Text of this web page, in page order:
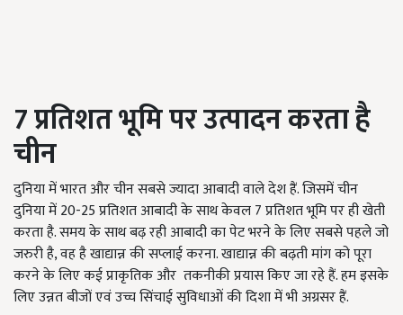
7 प्रतिशत भूमि पर उत्पादन करता है
चीन
दुनिया में भारत और चीन सबसे ज्यादा आबादी वाले देश हैं. जिसमें चीन
दुनिया में 20-25 प्रतिशत आबादी के साथ केवल 7 प्रतिशत भूमि पर ही खेती
करता है. समय के साथ बढ़ रही आबादी का पेट भरने के लिए सबसे पहले जो
जरुरी है, वह है खाद्यान्न की सप्लाई करना. खाद्यान्न की बढ़ती मांग को पूरा
करने के लिए कई प्राकृतिक और तकनीकी प्रयास किए जा रहे हैं. हम इसके
लिए उन्नत बीजों एवं उच्च सिंचाई सुविधाओं की दिशा में भी अग्रसर हैं.